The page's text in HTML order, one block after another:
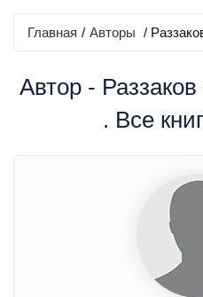
Главная / Авторы /
Автор -
. Все